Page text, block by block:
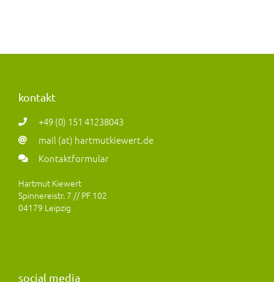
kontakt
+49 (0) 151 41238043
mail (at) hartmutkiewert.de
Kontaktformular
Hartmut Kiewert
Spinnereistr. 7 // PF 102
04179 Leipzig
social media